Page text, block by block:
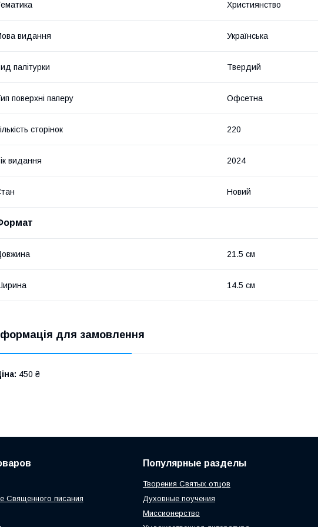
Християнство
видання Українська
палітурки Твердий
поверхні паперу Офсетна
сторінок 220
видання 2024
Новий
21.5 см
14.5 см
для замовлення
450 ₴
Священного писания
Популярные разделы
Творения Святых отцов
Духовные поучения
Миссионерство